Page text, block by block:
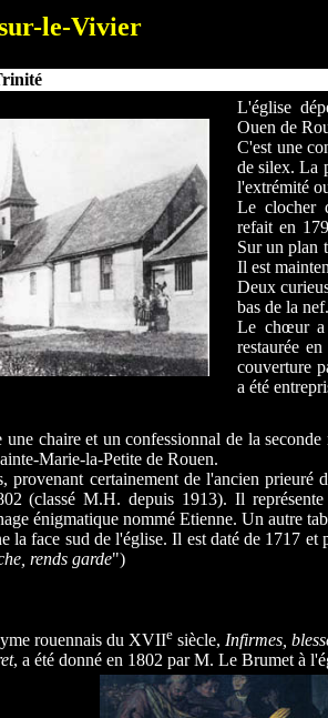
le-Vivier
L'église
Ouen de
C'est une
de silex. La
l'extrémité
Le clocher
refait en
Sur un plan
Il est
Deux
bas de la nef.
Le chœur a
restaurée
couverture
a été
chaire et un confessionnal de la
Marie-la-Petite de Rouen.
provenant certainement de l'ancien prieuré
(classé M.H. depuis 1913). Il
énigmatique nommé Etienne. Un autre
la face sud de l'église. Il est daté de 1717 et
rends garde")
rouennais du XVIIe siècle, Infirmes,
, a été donné en 1802 par M. Le Brumet à